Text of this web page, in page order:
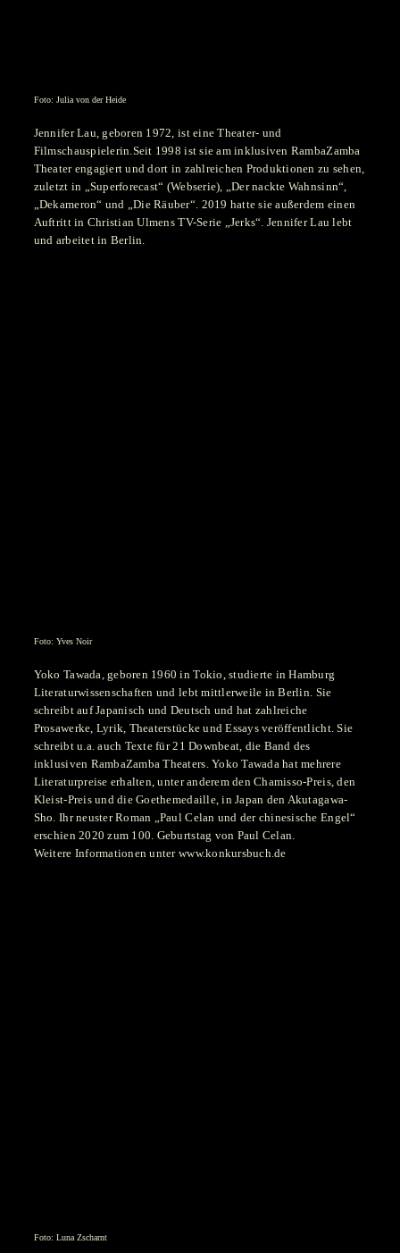
Foto: Julia von der Heide
Jennifer Lau, geboren 1972, ist eine Theater- und
Filmschauspielerin.Seit 1998 ist sie am inklusiven RambaZamba
Theater engagiert und dort in zahlreichen Produktionen zu sehen,
zuletzt in „Superforecast“ (Webserie), „Der nackte Wahnsinn“,
„Dekameron“ und „Die Räuber“. 2019 hatte sie außerdem einen
Auftritt in Christian Ulmens TV-Serie „Jerks“. Jennifer Lau lebt
und arbeitet in Berlin.
Foto: Yves Noir
Yoko Tawada, geboren 1960 in Tokio, studierte in Hamburg
Literaturwissenschaften und lebt mittlerweile in Berlin. Sie
schreibt auf Japanisch und Deutsch und hat zahlreiche
Prosawerke, Lyrik, Theaterstücke und Essays veröffentlicht. Sie
schreibt u.a. auch Texte für 21 Downbeat, die Band des
inklusiven RambaZamba Theaters. Yoko Tawada hat mehrere
Literaturpreise erhalten, unter anderem den Chamisso-Preis, den
Kleist-Preis und die Goethemedaille, in Japan den Akutagawa-
Sho. Ihr neuster Roman „Paul Celan und der chinesische Engel“
erschien 2020 zum 100. Geburtstag von Paul Celan.
Weitere Informationen unter www.konkursbuch.de
Foto: Luna Zscharnt